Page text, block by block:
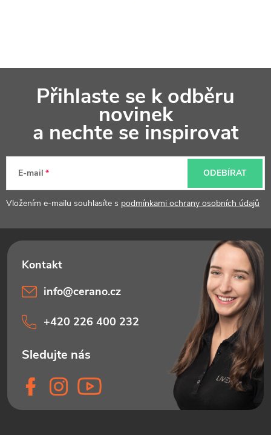
a
Přihlaste se k odběru
novinek
a nechte se inspirovat
E-mail
Vložením e-mailu souhlasíte s podmínkami ochrany osobních údajů
ODEBÍRAT
info@cerano.cz
+420 226 400 232